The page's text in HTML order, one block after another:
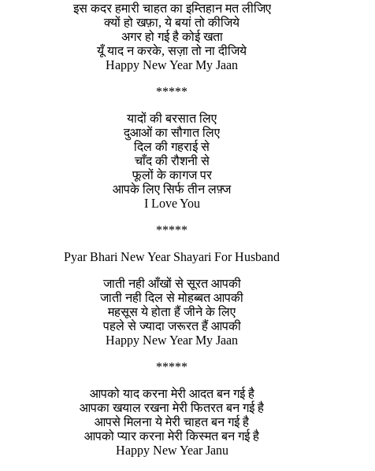
इस कदर हमारी चाहत का इम्तिहान मत लीजिए
क्यों हो खफ़ा, ये बयां तो कीजिये
अगर हो गई है कोई खता
यूँ याद न करके, सज़ा तो ना दीजिये
Happy New Year My Jaan
*****
यादों की बरसात लिए
दुआओं का सौगात लिए
दिल की गहराई से
चाँद की रौशनी से
फूलों के कागज पर
आपके लिए सिर्फ तीन लफ़्ज
I Love You
*****
Pyar Bhari New Year Shayari For Husband
जाती नही आँखों से सूरत आपकी
जाती नही दिल से मोहब्बत आपकी
महसूस ये होता हैं जीने के लिए
पहले से ज्यादा जरूरत हैं आपकी
Happy New Year My Jaan
*****
आपको याद करना मेरी आदत बन गई है
आपका खयाल रखना मेरी फितरत बन गई है
आपसे मिलना ये मेरी चाहत बन गई है
आपको प्यार करना मेरी किस्मत बन गई है
Happy New Year Janu